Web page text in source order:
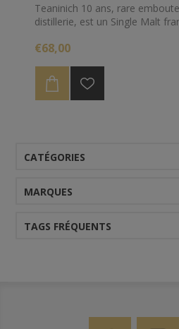
Teaninich 10 ans, rare
distillerie, est un Single Malt
saveurs légères et salées pour
€68,00
CATÉGORIES
MARQUES
TAGS FRÉQUENTS